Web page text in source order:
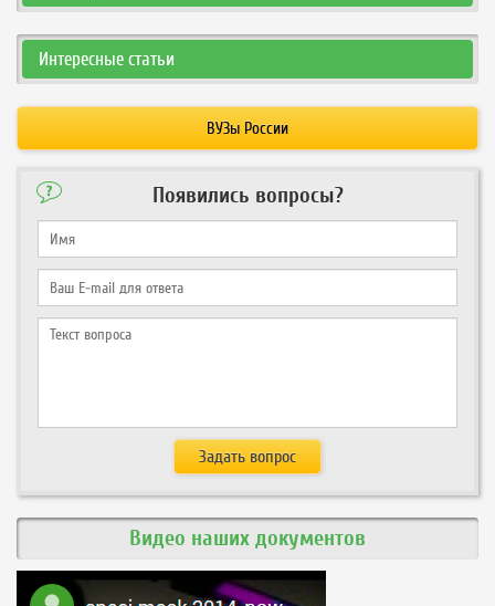
Интересные статьи
ВУЗы России
Появились вопросы?
Видео наших документов